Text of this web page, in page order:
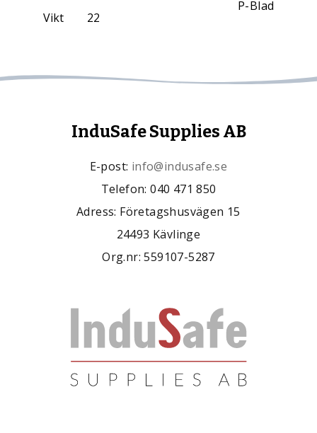
Vikt
22
P-Blad
InduSafe Supplies AB
E-post: info@indusafe.se
Telefon: 040 471 850
Adress: Företagshusvägen 15
24493 Kävlinge
Org.nr: 559107-5287